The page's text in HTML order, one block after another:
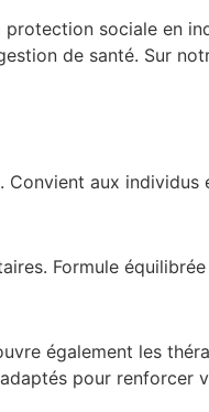
sociale en
de santé. Sur
Convient aux individus
Formule
également les
pour renforcer